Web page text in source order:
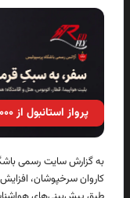
پرواز استانبول از ۱۱٬۴۰۰٬۰۰۰ تومان
به گزارش سایت رسمی
کاروان سرخپوشان،